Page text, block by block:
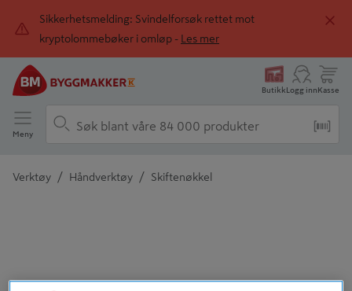
Sikkerhetsmelding: Svindelforsøk rettet mot
kryptolommebøker i omløp -
Les mer
ButikkLogg innKasse
Meny
Verktøy / Håndverktøy / Skiftenøkkel